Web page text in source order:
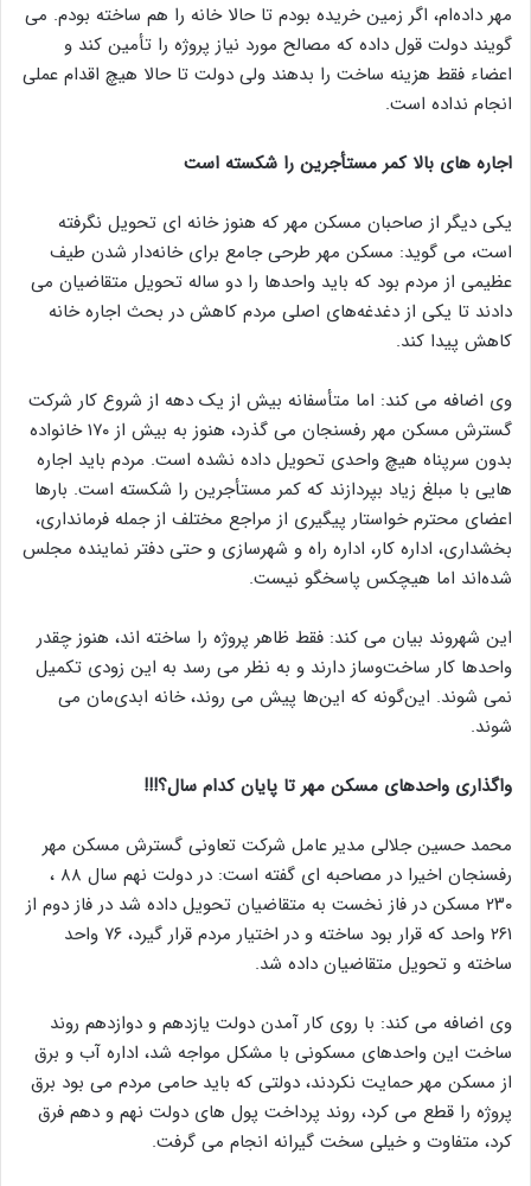
مهر داده‌ام، اگر زمین خریده بودم تا حالا خانه را هم ساخته بودم. می
گویند دولت قول داده که مصالح مورد نیاز پروژه را تأمین کند و
اعضاء فقط هزینه ساخت را بدهند ولی دولت تا حالا هیچ اقدام عملی
انجام نداده است.
اجاره های بالا کمر مستأجرین را شکسته است
یکی دیگر از صاحبان مسکن مهر که هنوز خانه ای تحویل نگرفته
است، می گوید: مسکن مهر طرحی جامع برای خانه‌دار شدن طیف
عظیمی از مردم بود که باید واحدها را دو ساله تحویل متقاضیان می
دادند تا یکی از دغدغه‌های اصلی مردم کاهش در بحث اجاره خانه
کاهش پیدا کند.
وی اضافه می کند: اما متأسفانه بیش از یک دهه از شروع کار شرکت
گسترش مسکن مهر رفسنجان می گذرد، هنوز به بیش از ۱۷۰ خانواده
بدون سرپناه هیچ واحدی تحویل داده نشده است. مردم باید اجاره‌
هایی با مبلغ زیاد بپردازند که کمر مستأجرین را شکسته است. بارها
اعضای محترم خواستار پیگیری از مراجع مختلف از جمله فرمانداری،
بخشداری، اداره کار، اداره راه و شهرسازی و حتی دفتر نماینده مجلس
شده‌اند اما هیچکس پاسخگو نیست.
این شهروند بیان می کند: فقط ظاهر پروژه را ساخته اند، هنوز چقدر
واحدها کار ساخت‌وساز دارند و به نظر می رسد به این زودی تکمیل
نمی شوند. این‌گونه که این‌ها پیش می روند، خانه ابدی‌مان می
شوند.
واگذاری واحدهای مسکن مهر تا پایان کدام سال؟!!!
محمد حسین جلالی مدیر عامل شرکت تعاونی گسترش مسکن مهر
رفسنجان اخیرا در مصاحبه ای گفته است: در دولت نهم سال ۸۸ ،
۲۳۰ مسکن در فاز نخست به متقاضیان تحویل داده شد در فاز دوم از
۲۶۱ واحد که قرار بود ساخته و در اختیار مردم قرار گیرد، ۷۶ واحد
ساخته و تحویل متقاضیان داده شد.
وی اضافه می کند: با روی کار آمدن دولت یازدهم و دوازدهم روند
ساخت این واحدهای مسکونی با مشکل مواجه شد، اداره آب و برق
از مسکن مهر حمایت نکردند، دولتی که باید حامی مردم می بود برق
پروژه را قطع می کرد، روند پرداخت پول های دولت نهم و دهم فرق
کرد، متفاوت و خیلی سخت گیرانه انجام می گرفت.